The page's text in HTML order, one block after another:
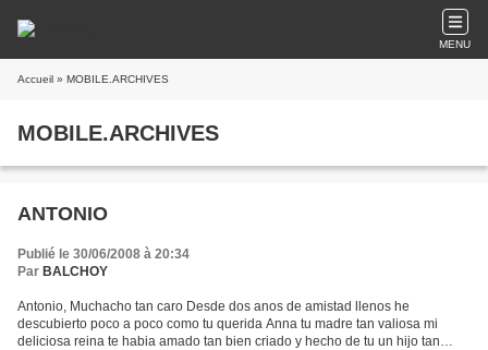
MENU
Accueil » MOBILE.ARCHIVES
MOBILE.ARCHIVES
ANTONIO
Publié le 30/06/2008 à 20:34
Par BALCHOY
Antonio, Muchacho tan caro Desde dos anos de amistad llenos he
descubierto poco a poco como tu querida Anna tu madre tan valiosa mi
deliciosa reina te habia amado tan bien criado y hecho de tu un hijo tan